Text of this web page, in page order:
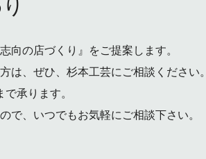
向の店づくり』をご提案します。
は、ぜひ、 杉本工芸にご相談ください。
承ります。
で、いつでもお気軽にご相談下さい。